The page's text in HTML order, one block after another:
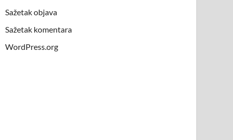
Sažetak objava
Sažetak komentara
WordPress.org